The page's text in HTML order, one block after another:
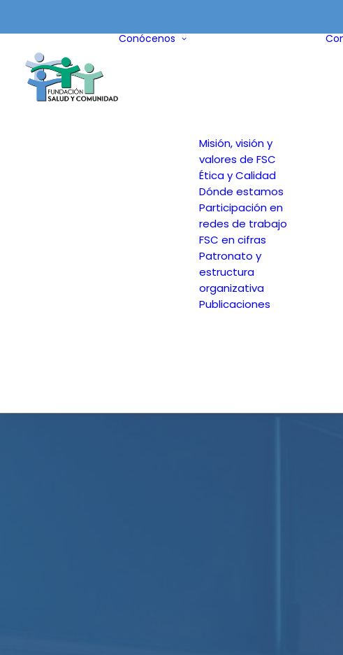
Conócenos
Misión, visión y
valores de FSC
Ética y Calidad
Dónde estamos
Participación en
redes de trabajo
FSC en cifras
Patronato y
estructura
organizativa
Publicaciones